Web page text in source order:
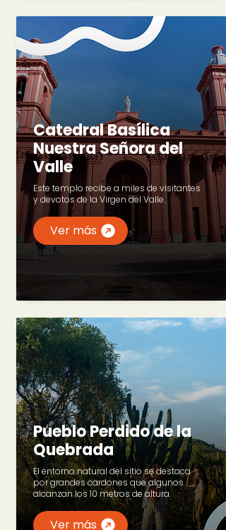
Catedral Basílica
Nuestra Señora del
Valle
Este templo recibe a miles de visitantes
y devotos de la Virgen del Valle.
Ver más
Pueblo Perdido de la
Quebrada
El entorno natural del sitio se destaca
por grandes cardones que algunos
alcanzan los 10 metros de altura.
Ver más